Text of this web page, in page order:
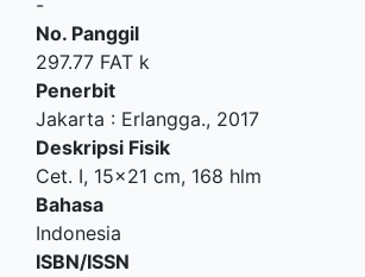
-
No. Panggil
297.77 FAT k
Penerbit
Jakarta : Erlangga., 2017
Deskripsi Fisik
Cet. I, 15x21 cm, 168 hlm
Bahasa
Indonesia
ISBN/ISSN